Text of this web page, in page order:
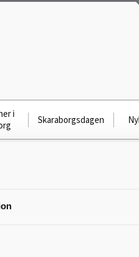
i
Skaraborgsdagen